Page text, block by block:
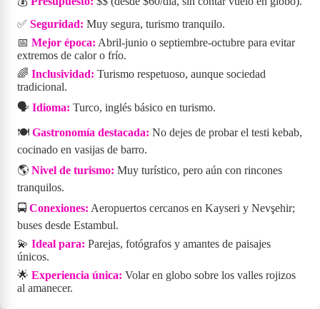
✅ Seguridad: Muy segura, turismo tranquilo.
📅 Mejor época: Abril-junio o septiembre-octubre para evitar
extremos de calor o frío.
🌈 Inclusividad: Turismo respetuoso, aunque sociedad
tradicional.
🗣️ Idioma: Turco, inglés básico en turismo.
🍽️ Gastronomía destacada: No dejes de probar el testi kebab,
cocinado en vasijas de barro.
🌎 Nivel de turismo: Muy turístico, pero aún con rincones
tranquilos.
🚍 Conexiones: Aeropuertos cercanos en Kayseri y Nevşehir;
buses desde Estambul.
💫 Ideal para: Parejas, fotógrafos y amantes de paisajes
únicos.
🌟 Experiencia única: Volar en globo sobre los valles rojizos
al amanecer.